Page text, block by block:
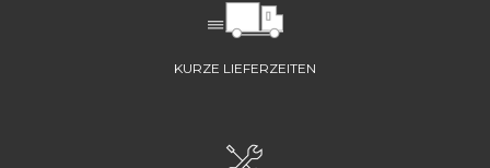
KURZE LIEFERZEITEN